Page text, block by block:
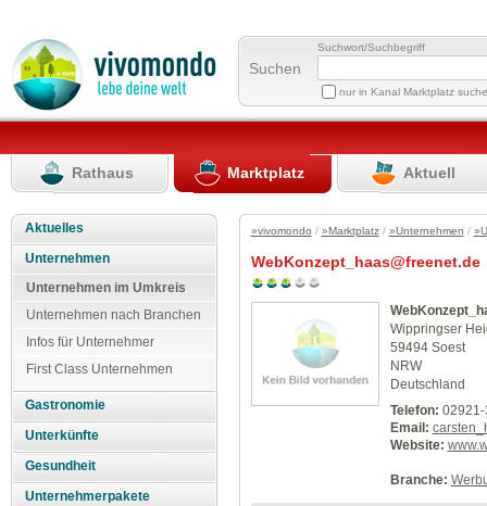
Suchen
Suchwort/Suchbegriff
nur in Kanal Marktplatz
Rathaus Marktplatz Aktuell
Aktuelles
Unternehmen
Unternehmen im Umkreis
Unternehmen nach Branchen
Infos für Unternehmer
First Class Unternehmen
Gastronomie
Unterkünfte
Gesundheit
Unternehmerpakete
»vivomondo / »Marktplatz/ »Unternehmen /
WebKonzept_haas@freenet.de
Wippringser
59494 Soest
NRW
Deutschland
Telefon:
Email:
Website:
Branche: